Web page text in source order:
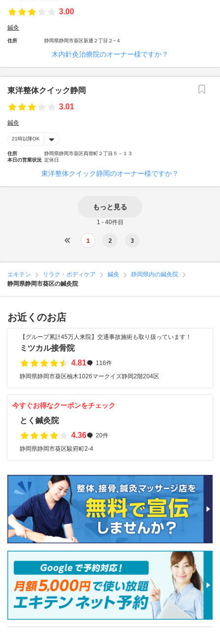
3.00
鍼灸
住所 静岡県静岡市葵区新通２丁目２−４
木内針灸治療院のオーナー様ですか？
東洋整体クイック静岡
3.01
鍼灸
21時以降OK
住所
静岡県静岡市葵区両替町２丁目５－１３
本日の営業状況 定休日
東洋整体クイック静岡のオーナー様ですか？
もっと見る
1 - 40件目
1 2 3
エキテン リラク・ボディケア 鍼灸
静岡県内の鍼灸院
静岡県静岡市葵区の鍼灸院
お近くのお店
【グループ累計45万人来院】交通事故施術も取り扱っています！
ミツカル接骨院
4.81
116件
静岡県静岡市葵区柚木1026マークイズ静岡2階204区
今すぐお得なクーポンをチェック
とく鍼灸院
4.36
20件
静岡県静岡市葵区駿府町2-4